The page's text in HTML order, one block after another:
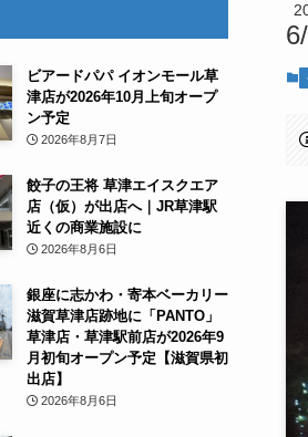
ビアードパパ イオンモール草
津店が2026年10月上旬オープ
ン予定
2026年8月7日
餃子の王将 草津エイスクエア
店（仮）が出店へ｜JR草津駅
近くの商業施設に
2026年8月6日
銀座に志かわ・寄本ベーカリー
滋賀草津店跡地に「PANTO」
草津店・草津駅前店が2026年9
月初旬オープン予定【滋賀県初
出店】
2026年8月6日